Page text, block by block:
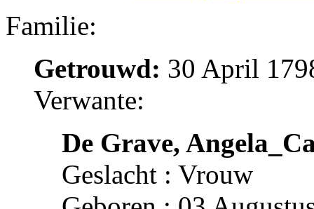
Familie:
Getrouwd: 30 April
Verwante:
De Grave,
Geslacht : Vrouw